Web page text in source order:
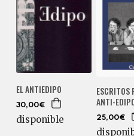
EL ANTIEDIPO
30,00€
disponible
ESCRITOS
ANTI-
25,00€